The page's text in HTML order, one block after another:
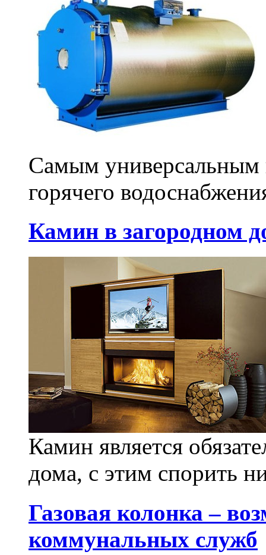
Самым универсальным
горячего
Камин в загородном
Камин является
дома, с этим спорить
Газовая колонка –
коммунальных служб